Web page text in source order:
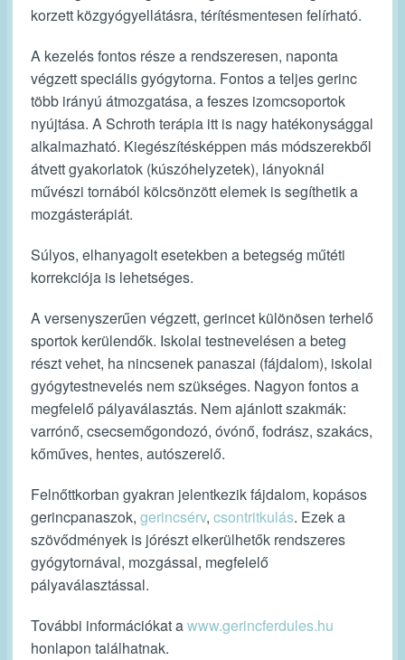
korzett közgyógyellátásra, térítésmentesen felírható.
A kezelés fontos része a rendszeresen, naponta
végzett speciális gyógytorna. Fontos a teljes gerinc
több irányú átmozgatása, a feszes izomcsoportok
nyújtása. A Schroth terápia itt is nagy hatékonysággal
alkalmazható. Kiegészítésképpen más módszerekből
átvett gyakorlatok (kúszóhelyzetek), lányoknál
művészi tornából kölcsönzött elemek is segíthetik a
mozgásterápiát.
Súlyos, elhanyagolt esetekben a betegség műtéti
korrekciója is lehetséges.
A versenyszerűen végzett, gerincet különösen terhelő
sportok kerülendők. Iskolai testnevelésen a beteg
részt vehet, ha nincsenek panaszai (fájdalom), iskolai
gyógytestnevelés nem szükséges. Nagyon fontos a
megfelelő pályaválasztás. Nem ajánlott szakmák:
varrónő, csecsemőgondozó, óvónő, fodrász, szakács,
kőműves, hentes, autószerelő.
Felnőttkorban gyakran jelentkezik fájdalom, kopásos
gerincpanaszok, gerincsérv, csontritkulás. Ezek a
szövődmények is jórészt elkerülhetők rendszeres
gyógytornával, mozgással, megfelelő
pályaválasztással.
További információkat awww.gerincferdules.hu
honlapon találhatnak.